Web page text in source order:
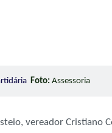
Foto: Assessoria
vereador Cristiano